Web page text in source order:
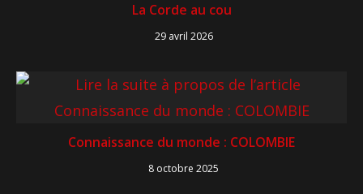
La Corde au cou
29 avril 2026
Connaissance du monde : COLOMBIE
8 octobre 2025